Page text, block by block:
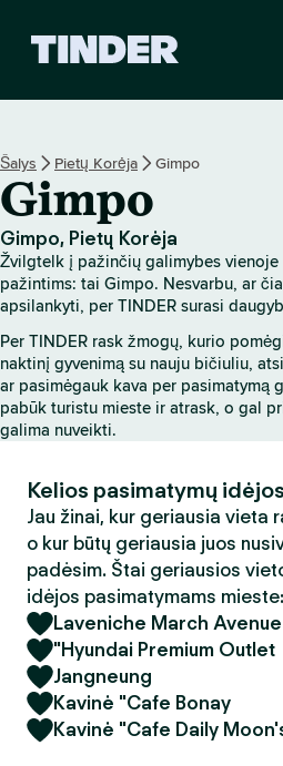
R
r
i
n
n
i
s
Šalys Pietų Korėja Gimpo
Gimpo
Gimpo, Pietų Korėja
Žvilgtelk į pažinčių galimybes
pažintims: tai Gimpo. Nesvarbu, ar
apsilankyti, per TINDER surasi
Per TINDER rask žmogų, kurio
naktinį gyvenimą su nauju bičiuliu,
ar pasimėgauk kava per pasimatymą
pabūk turistu mieste ir atrask, o gal
galima nuveikti.
Kelios pasimatymų
Jau žinai, kur geriausia vieta
o kur būtų geriausia juos
padėsim. Štai geriausios
idėjos pasimatymams mieste:
Laveniche March Avenue
"Hyundai Premium Outlet
Jangneung
Kavinė "Cafe Bonay
Kavinė "Cafe Daily